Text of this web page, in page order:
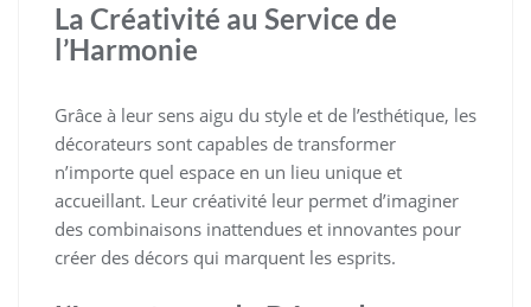
La Créativité au Service de
l’Harmonie
Grâce à leur sens aigu du style et de l’esthétique, les
décorateurs sont capables de transformer
n’importe quel espace en un lieu unique et
accueillant. Leur créativité leur permet d’imaginer
des combinaisons inattendues et innovantes pour
créer des décors qui marquent les esprits.